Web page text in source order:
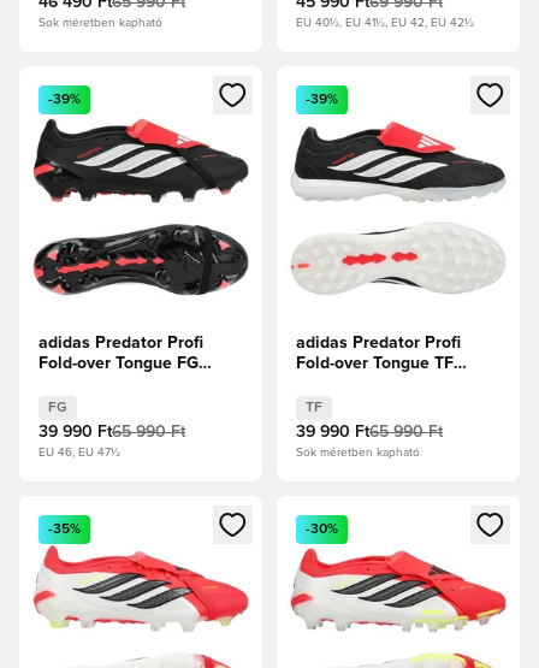
Sok méretben kapható EU 40½, EU 41½, EU 42, EU 42½
Megnyit egy modált a bejelentkezéshez vagy a tagként
-39%
adidas Predator Profi
Fold-over Tongue FG
Black/Fehér cipők/
Élénkpiros
FG
39 990 Ft65 990 Ft
EU 46, EU 47½
Megnyit egy modált a
-39%
adidas Predator Profi
Fold-over Tongue TF
Black/Fehér cipők/
Élénkpiros
TF
39 990 Ft65 990 Ft
Sok méretben kapható
Megnyit egy modált a bejelentkezéshez vagy a tagként
-35%
Megnyit egy modált a
-30%